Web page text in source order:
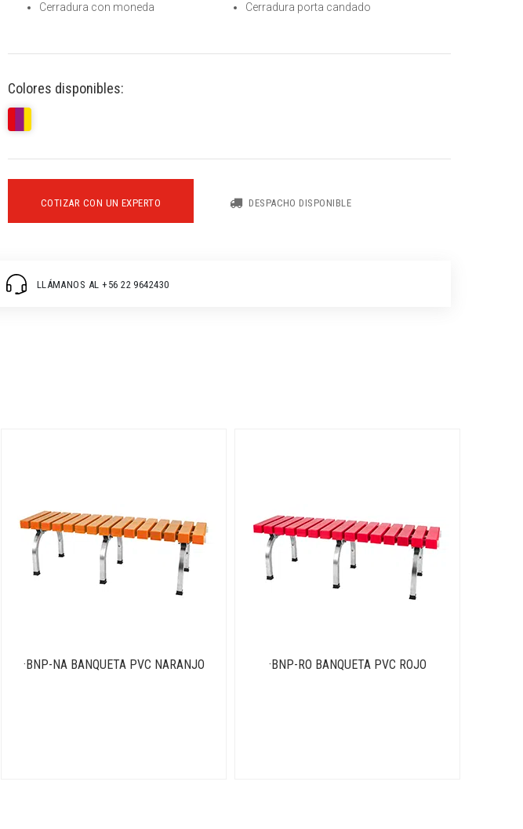
Cerradura con moneda Cerradura porta candado
Colores disponibles:
COTIZAR CON UN EXPERTO DESPACHO DISPONIBLE
LLÁMANOS AL +56 22 9642430
·BNP-NA BANQUETA PVC NARANJO ·BNP-RO BANQUETA PVC ROJO